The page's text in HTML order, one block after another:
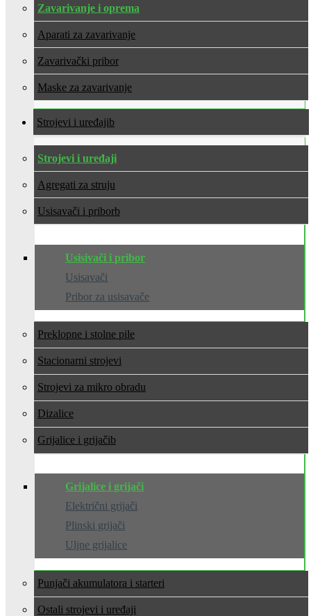
Zavarivanje i oprema
Aparati za zavarivanje
Zavarivački pribor
Maske za zavarivanje
Strojevi i uređaji
Strojevi i uređaji
Agregati za struju
Usisavači i pribor
Usisivači i pribor
Usisavači
Pribor za usisavače
Preklopne i stolne pile
Stacionarni strojevi
Strojevi za mikro obradu
Dizalice
Grijalice i grijači
Grijalice i grijači
Električni grijači
Plinski grijači
Uljne grijalice
Punjači akumulatora i starteri
Ostali strojevi i uređaji